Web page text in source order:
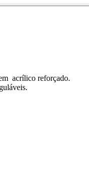
acrílico reforçado.